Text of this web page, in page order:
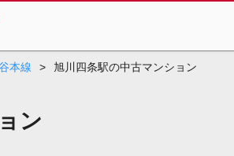
本線 > 旭川四条駅の中古マンション
ン